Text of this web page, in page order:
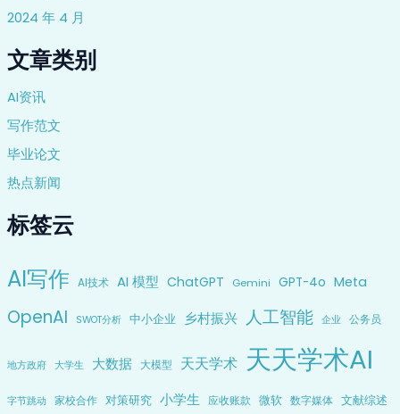
2024 年 4 月
文章类别
AI资讯
写作范文
毕业论文
热点新闻
标签云
AI写作 AI技术 AI 模型 ChatGPT Gemini GPT-4o Meta
OpenAI SWOT分析 中小企业 乡村振兴 人工智能 企业 公务员
地方政府 大学生 大数据 大模型 天天学术 天天学术AI
字节跳动 家校合作 对策研究 小学生 应收账款 微软 数字媒体 文献综述